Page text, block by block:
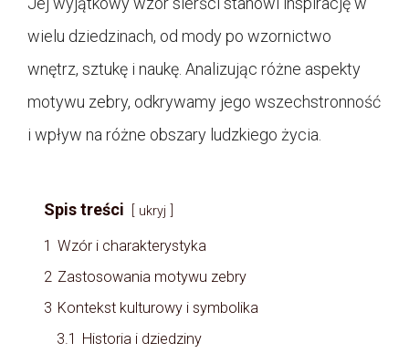
wielu dziedzinach, od mody po wzornictwo
wnętrz, sztukę i naukę. Analizując różne aspekty
motywu zebry, odkrywamy jego wszechstronność
i wpływ na różne obszary ludzkiego życia.
Spis treści ukryj
1 Wzór i charakterystyka
2 Zastosowania motywu zebry
3 Kontekst kulturowy i symbolika
3.1
Historia i dziedziny